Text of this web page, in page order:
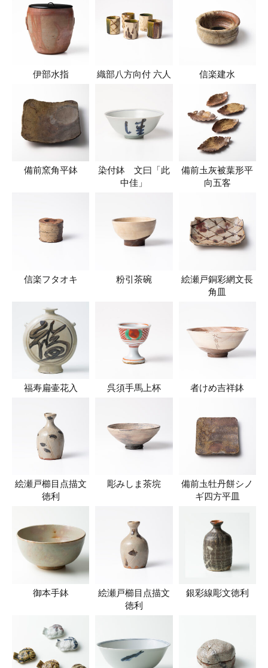
伊部水指 織部八方向付 六人 信楽建水
備前窯角平鉢
染付鉢 文曰「此
中佳」
備前圡灰被葉形平
向五客
信楽フタオキ 粉引茶碗
絵瀬戸銅彩網文長
角皿
福寿扁壷花入 呉須手馬上杯 者けめ吉祥鉢
絵瀬戸櫛目点描文
徳利
彫みしま茶垸
備前圡牡丹餅シノ
ギ四方平皿
御本手鉢
絵瀬戸櫛目点描文
徳利
銀彩線彫文徳利